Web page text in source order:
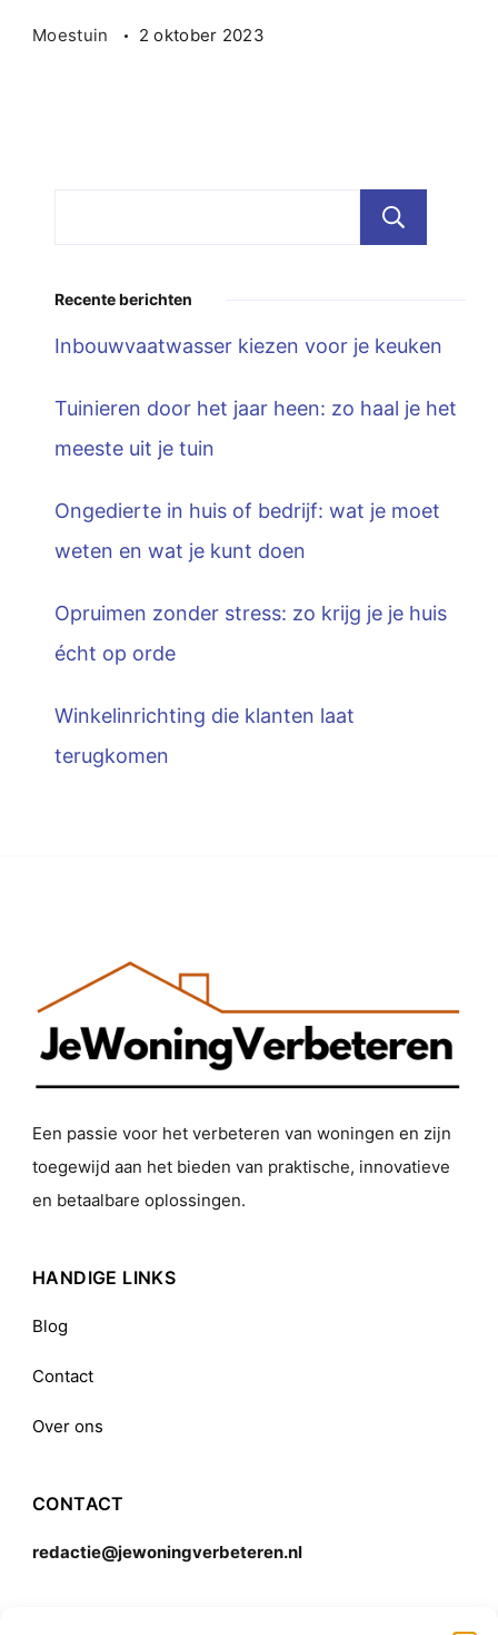
Moestuin 2 oktober 2023
Recente berichten
Inbouwvaatwasser kiezen voor je keuken
Tuinieren door het jaar heen: zo haal je het
meeste uit je tuin
Ongedierte in huis of bedrijf: wat je moet
weten en wat je kunt doen
Opruimen zonder stress: zo krijg je je huis
écht op orde
Winkelinrichting die klanten laat
terugkomen
Een passie voor het verbeteren van woningen en zijn
toegewijd aan het bieden van praktische, innovatieve
en betaalbare oplossingen.
HANDIGE LINKS
Blog
Contact
Over ons
CONTACT
redactie@jewoningverbeteren.nl